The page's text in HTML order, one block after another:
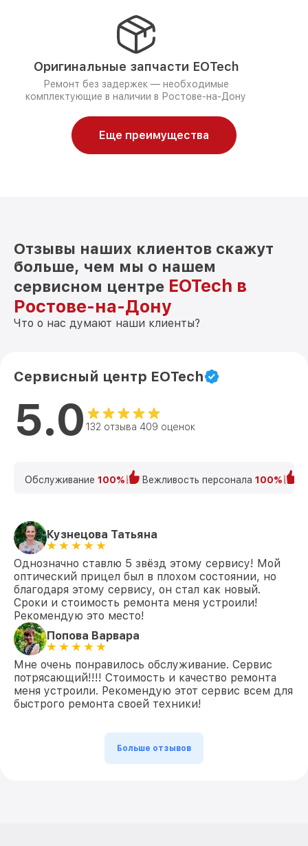
Оригинальные запчасти EOTech
Ремонт без задержек — необходимые
комплектующие в наличии в Ростове-на-Дону
Еще преимущества
Отзывы наших клиентов скажут
больше, чем мы о нашем
сервисном центре EOTech в
Ростове-на-Дону
Что о нас думают наши клиенты?
Сервисный центр EOTech
5.0 132 отзыва 409 оценок
Обслуживание 100% Вежливость персонала 100%
Кузнецова Татьяна
Однозначно ставлю 5 звёзд этому сервису! Мой
оптический прицел был в плохом состоянии, но
благодаря этому сервису, он стал как новый.
Сроки и стоимость ремонта меня устроили!
Рекомендую это место!
Попова Варвара
Мне очень понравилось обслуживание. Сервис
потрясающий!!!! Стоимость и качество ремонта
меня устроили. Рекомендую этот сервис всем для
быстрого ремонта своей техники!
Больше отзывов